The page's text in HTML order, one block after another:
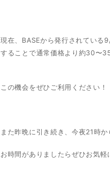
現在、BASEから発行されている
することで通常価格より約30〜
この機会をぜひご利用ください！
また昨晩に引き続き、今夜21時
お時間がありましたらぜひお気